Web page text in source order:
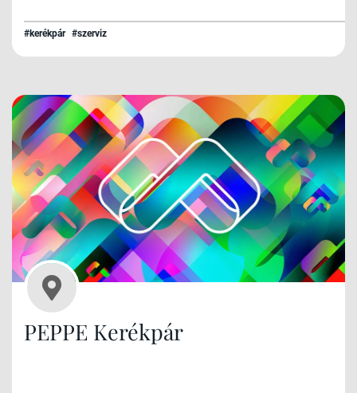
#kerékpár #szerviz
PEPPE Kerékpár